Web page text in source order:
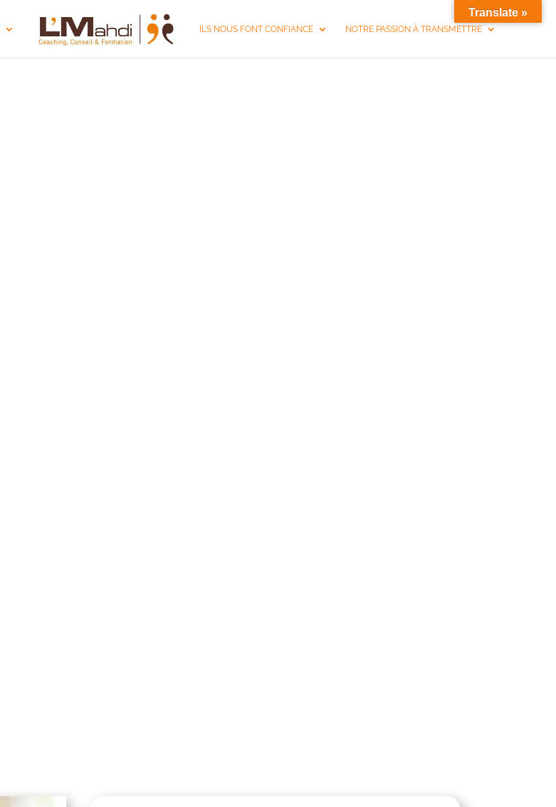
ILS NOUS FONT CONFIANCE NOTRE PASSION À TRANSMETTRE
Translate »